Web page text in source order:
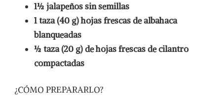
1½ jalapeños sin semillas
1 taza (40 g) hojas frescas de albahaca
blanqueadas
½ taza (20 g) de hojas frescas de cilantro
compactadas
¿CÓMO PREPARARLO?